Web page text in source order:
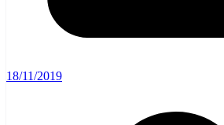
18/11/2019